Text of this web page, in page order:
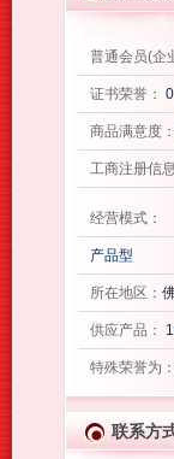
普通会员(企
证书荣誉： 0
商品满意度：
工商注册信
经营模式：
产品型
所在地区：
供应产品：
特殊荣誉为
联系方